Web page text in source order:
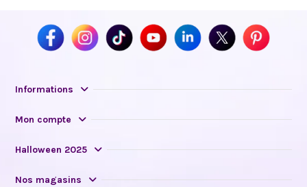
Informations
Mon compte
Halloween 2025
Nos magasins